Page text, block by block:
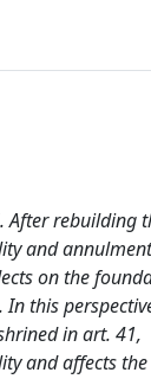
After rebuilding
and
on the
this
in art. 41,
and affects